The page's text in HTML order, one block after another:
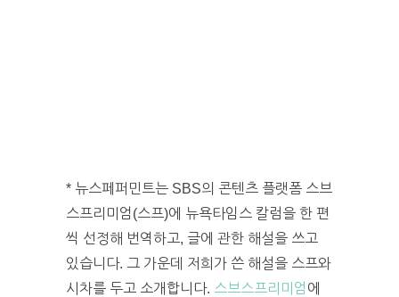
* 뉴스페퍼민트는 SBS의 콘텐츠 플랫폼 스브
스프리미엄(스프)에 뉴욕타임스 칼럼을 한 편
씩 선정해 번역하고, 글에 관한 해설을 쓰고
있습니다. 그 가운데 저희가 쓴 해설을 스프와
시차를 두고 소개합니다. 스브스프리미엄 에